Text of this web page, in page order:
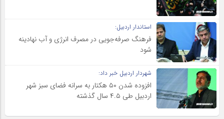
استاندار اردبیل:
فرهنگ صرفه‌جویی در مصرف انرژی و آب نهادینه
شود
شهردار اردبیل خبر داد:
افزوده شدن ۵۰ هکتار به سرانه فضای سبز شهر
اردبیل طی ۴.۵ سال گذشته